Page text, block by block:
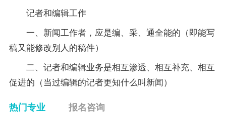
记者和编辑工作
一、新闻工作者，应是编、采、通全能的（即能写
稿又能修改别人的稿件）
二、记者和编辑业务是相互渗透、相互补充、相互
促进的（当过编辑的记者更知什么叫新闻）
热门专业 报名咨询